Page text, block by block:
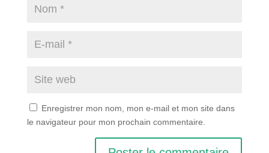
Enregistrer mon nom, mon e-mail et mon site dans
le navigateur pour mon prochain commentaire.